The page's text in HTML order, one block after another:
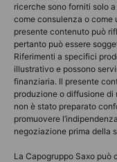
ricerche sono forniti solo
come consulenza o come
presente contenuto può
pertanto può essere
Riferimenti a specifici
illustrativo e possono
finanziaria. Il presente
produzione o diffusione
non è stato preparato
promuovere
negoziazione prima della
La Capogruppo Saxo può